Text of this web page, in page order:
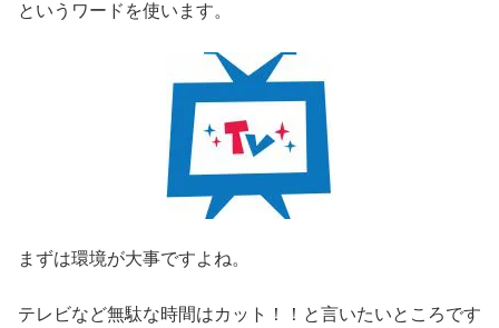
というワードを使います。
まずは環境が大事ですよね。
テレビなど無駄な時間はカット！！と言いたいところです